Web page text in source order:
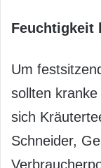
Feuchtigkeit
Um
sollten
sich
Schneider,